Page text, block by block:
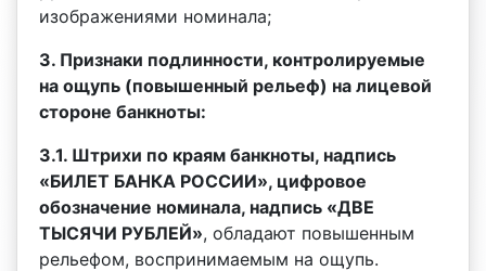
изображениями номинала;
3. Признаки подлинности, контролируемые
на ощупь (повышенный рельеф) на лицевой
стороне банкноты:
3.1. Штрихи по краям банкноты, надпись
«БИЛЕТ БАНКА РОССИИ», цифровое
обозначение номинала, надпись «ДВЕ
ТЫСЯЧИ РУБЛЕЙ», обладают повышенным
рельефом, воспринимаемым на ощупь.